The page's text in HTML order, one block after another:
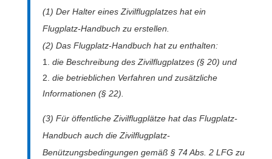
(1) Der Halter eines Zivilflugplatzes hat ein
Flugplatz-Handbuch zu erstellen.
(2) Das Flugplatz-Handbuch hat zu enthalten:
die Beschreibung des Zivilflugplatzes (§ 20) und
die betrieblichen Verfahren und zusätzliche
Informationen (§ 22).
(3) Für öffentliche Zivilflugplätze hat das Flugplatz-
Handbuch auch die Zivilflugplatz-
Benützungsbedingungen gemäß § 74 Abs. 2 LFG zu